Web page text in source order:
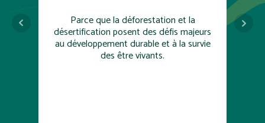
Parce que la déforestation et la
désertification posent des défis majeurs
au développement durable et à la survie
des être vivants.